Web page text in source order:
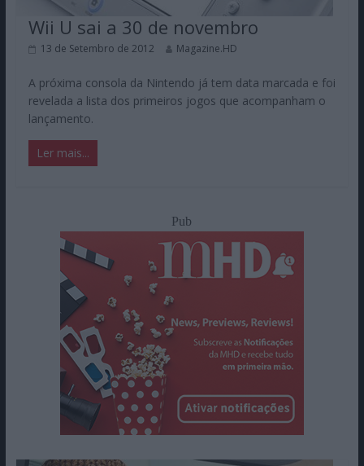
Wii U sai a 30 de novembro
13 de Setembro de 2012 Magazine.HD
A próxima consola da Nintendo já tem data marcada e foi
revelada a lista dos primeiros jogos que acompanham o
lançamento.
Ler mais...
Pub